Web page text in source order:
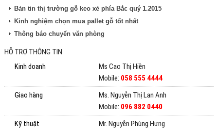
Bản tin thị trường gỗ keo xẻ phía Bắc quý 1.2015
Kinh nghiệm chọn mua pallet gỗ tốt nhất
Thông báo chuyển văn phòng
HỖ TRỢ THÔNG TIN
Kinh doanh
Ms Cao Thị Hiền
Mobile: 058 555 4444
Giao hàng
Ms. Nguyễn Thị Lan Anh
Mobile: 096 882 0440
Kỹ thuật
Mr. Nguyễn Phùng Hưng